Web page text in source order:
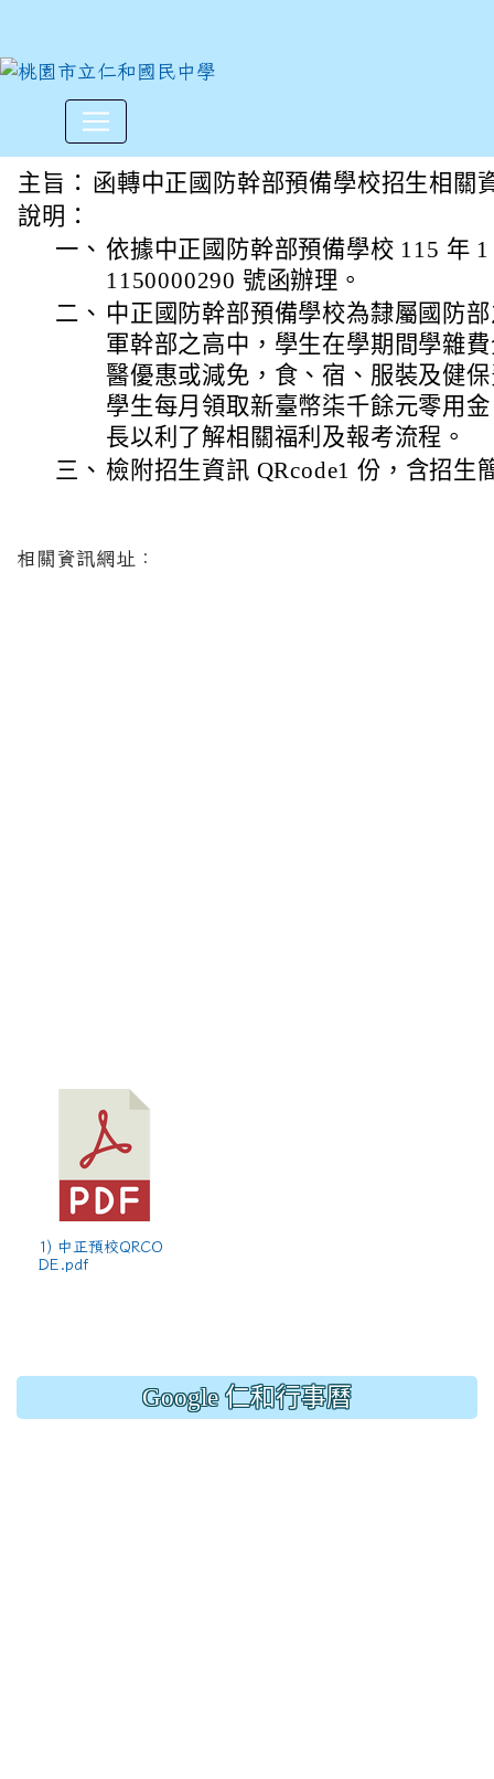
中正國防幹部預備學校招生相
主旨： 函轉中正國防幹部預備學校招生相關
說明：
一、 依據中正國防幹部預備學校 115 年
1150000290 號函辦理。
二、 中正國防幹部預備學校為隸屬國防
軍幹部之高中，學生在學期間學雜
醫優惠或減免，食、宿、服裝及健
學生每月領取新臺幣柒千餘元零用
長以利了解相關福利及報考流程。
三、 檢附招生資訊 QRcode1 份，含招生
相關資訊網址：
1) 中正預校QRCO
DE.pdf
Google 仁和行事曆